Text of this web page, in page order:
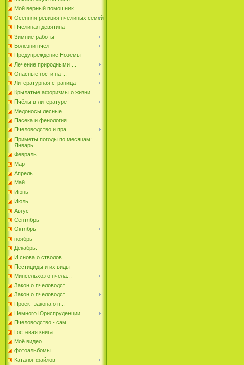
Мой верный помошник
Осенняя ревизия пчелиных семей
Пчелиная девятина
Зимние работы
Болезни пчёл
Предупреждение Ноземы
Лечение природными ...
Опасные гости на ...
Литературная страница
Крылатые афоризмы о жизни
Пчёлы в литературе
Медоносы лесные
Пасека и фенология
Пчеловодство и пра...
Приметы погоды по месяцам:
Январь
Февраль
Март
Апрель
Май
Июнь
Июль.
Август
Сентябрь
Октябрь
ноябрь
Декабрь.
И снова о стволов...
Пестициды и их виды
Минсельхоз о пчёла...
Закон о пчеловодст...
Закон о пчеловодст...
Проект закона о п...
Немного Юриспруденции
Пчеловодство - сам...
Гостевая книга
Моё видео
фотоальбомы
Каталог файлов